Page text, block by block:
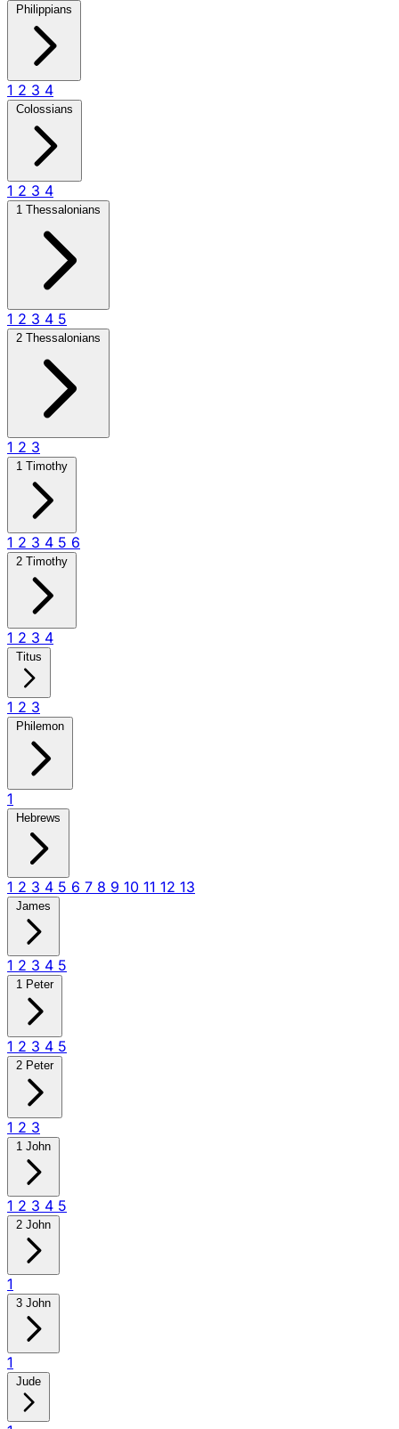
Philippians
1 2 3 4
Colossians
1 2 3 4
1 Thessalonians
1 2 3 4 5
2 Thessalonians
1 2 3
1 Timothy
1 2 3 4 5 6
2 Timothy
1 2 3 4
Titus
1 2 3
Philemon
1
Hebrews
1 2 3 4 5 6 7 8 9 10 11 12 13
James
1 2 3 4 5
1 Peter
1 2 3 4 5
2 Peter
1 2 3
1 John
1 2 3 4 5
2 John
1
3 John
1
Jude